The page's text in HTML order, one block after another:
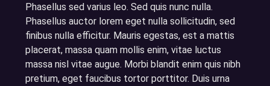
Phasellus sed varius leo. Sed quis nunc nulla.
Phasellus auctor lorem eget nulla sollicitudin, sed
finibus nulla efficitur. Mauris egestas, est a mattis
placerat, massa quam mollis enim, vitae luctus
massa nisl vitae augue. Morbi blandit enim quis nibh
pretium, eget faucibus tortor porttitor. Duis urna